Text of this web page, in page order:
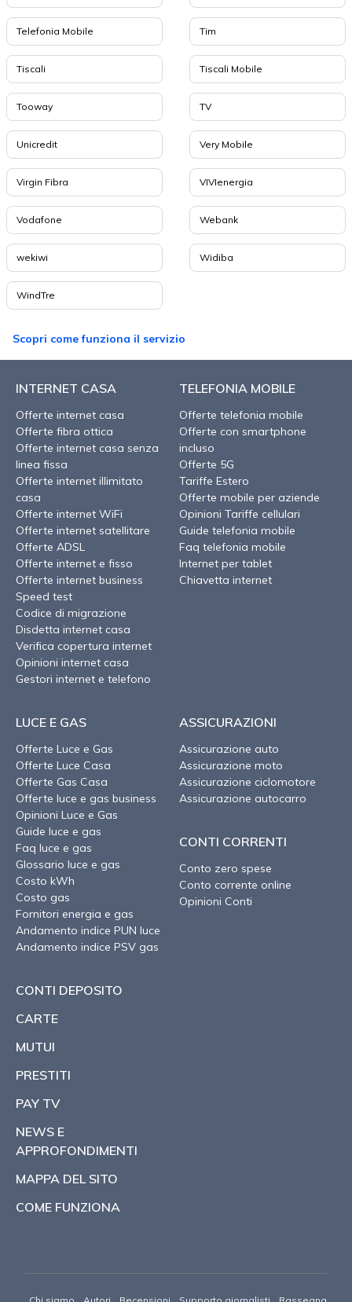
Telefonia Mobile Tim
Tiscali Tiscali Mobile
Tooway TV
Unicredit Very Mobile
Virgin Fibra VIVIenergia
Vodafone Webank
wekiwi Widiba
WindTre
Scopri come funziona il servizio
INTERNET CASA
Offerte internet casa
Offerte fibra ottica
Offerte internet casa senza
linea fissa
Offerte internet illimitato
casa
Offerte internet WiFi
Offerte internet satellitare
Offerte ADSL
Offerte internet e fisso
Offerte internet business
Speed test
Codice di migrazione
Disdetta internet casa
Verifica copertura internet
Opinioni internet casa
Gestori internet e telefono
TELEFONIA MOBILE
Offerte telefonia mobile
Offerte con smartphone
incluso
Offerte 5G
Tariffe Estero
Offerte mobile per aziende
Opinioni Tariffe cellulari
Guide telefonia mobile
Faq telefonia mobile
Internet per tablet
Chiavetta internet
LUCE E GAS
Offerte Luce e Gas
Offerte Luce Casa
Offerte Gas Casa
Offerte luce e gas business
Opinioni Luce e Gas
Guide luce e gas
Faq luce e gas
Glossario luce e gas
Costo kWh
Costo gas
Fornitori energia e gas
Andamento indice PUN luce
Andamento indice PSV gas
ASSICURAZIONI
Assicurazione auto
Assicurazione moto
Assicurazione ciclomotore
Assicurazione autocarro
CONTI CORRENTI
Conto zero spese
Conto corrente online
Opinioni Conti
CONTI DEPOSITO
CARTE
MUTUI
PRESTITI
PAY TV
NEWS E
APPROFONDIMENTI
MAPPA DEL SITO
COME FUNZIONA